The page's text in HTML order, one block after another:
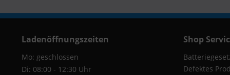
Ladenöffnungszeiten
Mo: geschlossen
Di: 08:00 - 12:30 Uhr
Shop
Defektes